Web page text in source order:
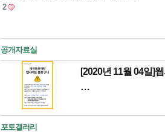
2
공개자료실
[2020년 11월 04일]
…
포토갤러리